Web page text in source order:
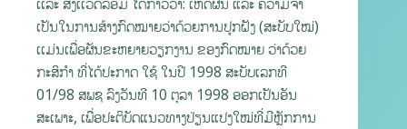
ເປັນໃນການສ້າງກົດໝາຍວ່າດ້ວຍການປູກຝັງ (ສະບັບໃໝ່)
ເເມ່ນເພື່ອຜັນຂະຫຍາຍວຽກງານ ຂອງກົດໝາຍ ວ່າດ້ວຍ
ກະສິກຳ ທີ່ໄດ້ປະກາດ ໃຊ້ ໃນປີ 1998 ສະບັບເລກທີ
01/98 ສພຊ ລົງວັນທີ 10 ຕຸລາ 1998 ອອກເປັນອັນ
ສະເພາະ, ເພື່ອປະຕິບັດແນວທາງປ່ຽນແປງໃໝ່ທີ່ມີຫຼັກການ